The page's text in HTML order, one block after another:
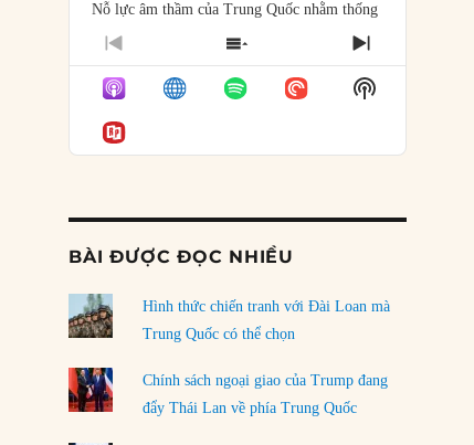
Nỗ lực âm thầm của Trung Quốc nhằm thống
trị khu vực Mỹ Latinh
Nợ cho kẻ mộng mơ: Vốn vay chính sách và
giới hạn của việc cho startup vay vốn
05/08/2026
của phe cánh hữu mới
Ngoại trưởng Nhật Bản?
04/08/2026
Điểm mù chiến lược của Trump tại Thái Bình
Dương
PREVIOUS
EPISODE
SHOW
EPISODES
LIST
NEXT
EPISODE
Show
Podcast
BÀI ĐƯỢC ĐỌC NHIỀU
Hình thức chiến tranh với Đài Loan mà
Trung Quốc có thể chọn
Chính sách ngoại giao của Trump đang
đẩy Thái Lan về phía Trung Quốc